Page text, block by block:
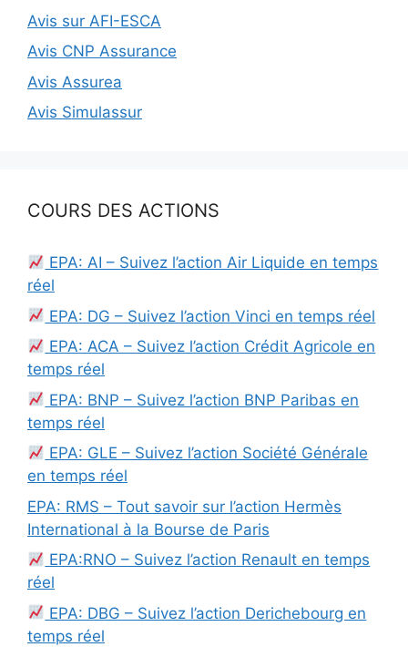
Avis sur AFI-ESCA
Avis CNP Assurance
Avis Assurea
Avis Simulassur
COURS DES ACTIONS
EPA: AI – Suivez l’action Air Liquide en temps
réel
EPA: DG – Suivez l’action Vinci en temps réel
EPA: ACA – Suivez l’action Crédit Agricole en
temps réel
EPA: BNP – Suivez l’action BNP Paribas en
temps réel
EPA: GLE – Suivez l’action Société Générale
en temps réel
EPA: RMS – Tout savoir sur l’action Hermès
International à la Bourse de Paris
EPA:RNO – Suivez l’action Renault en temps
réel
EPA: DBG – Suivez l’action Derichebourg en
temps réel